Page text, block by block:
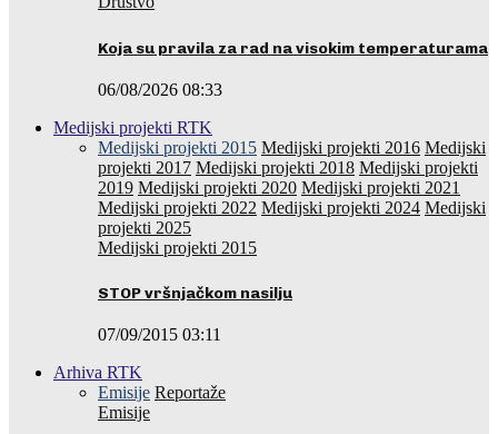
Koja su pravila za rad na visokim temperaturama
06/08/2026 08:33
Medijski projekti RTK
Medijski projekti 2015 Medijski projekti 2016 Medijski
projekti 2017 Medijski projekti 2018 Medijski projekti
2019 Medijski projekti 2020 Medijski projekti 2021
Medijski projekti 2022 Medijski projekti 2024 Medijski
projekti 2025
Medijski projekti 2015
STOP vršnjačkom nasilju
07/09/2015 03:11
Arhiva RTK
Emisije Reportaže
Emisije